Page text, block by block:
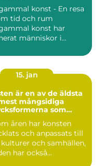
konst - En resa
tid och rum
konst har
människor i
15. jan
är en av de äldsta
mångsidiga
som
åren har konsten
och anpassats till
och samhällen,
har också...